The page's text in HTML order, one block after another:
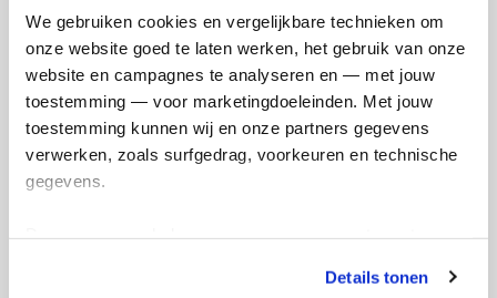
We gebruiken cookies en vergelijkbare technieken om
onze website goed te laten werken, het gebruik van onze
website en campagnes te analyseren en — met jouw
toestemming — voor marketingdoeleinden. Met jouw
toestemming kunnen wij en onze partners gegevens
verwerken, zoals surfgedrag, voorkeuren en technische
gegevens.
tonen. Je kunt je toestemming op elk moment wijzigen of
Details tonen
€2.670 €2.500
Doneer
Guus's badges